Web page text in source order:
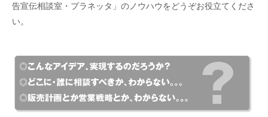
告宣伝相談室・プラネッタ」のノウハウをどうぞお役立てくださ
い。